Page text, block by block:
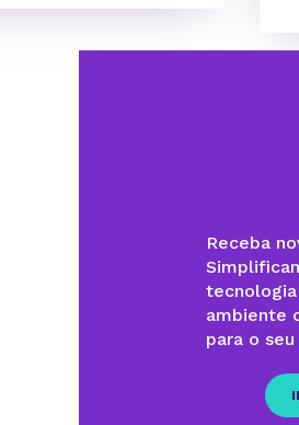
Receba
ambiente
para o